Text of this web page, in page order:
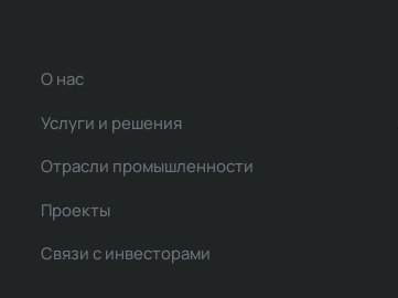
О нас
Услуги и решения
Отрасли промышленности
Проекты
Связи с инвесторами